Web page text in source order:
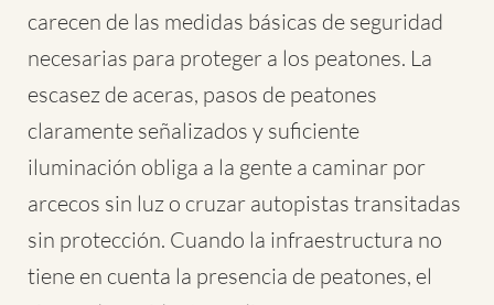
carecen de las medidas básicas de seguridad
necesarias para proteger a los peatones. La
escasez de aceras, pasos de peatones
claramente señalizados y suficiente
iluminación obliga a la gente a caminar por
arcecos sin luz o cruzar autopistas transitadas
sin protección. Cuando la infraestructura no
tiene en cuenta la presencia de peatones, el